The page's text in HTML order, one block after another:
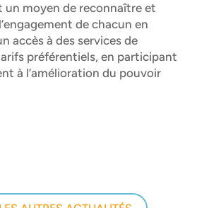
un moyen de reconnaître et
de chacun en
accès à des services de
préférentiels, en participant
à l’amélioration du pouvoir